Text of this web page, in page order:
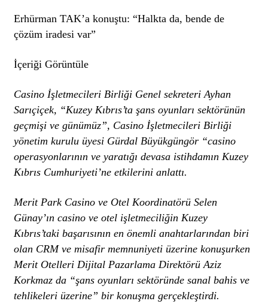
Erhürman TAK’a konuştu: “Halkta da, bende de
çözüm iradesi var”
İçeriği Görüntüle
Casino İşletmecileri Birliği Genel sekreteri Ayhan
Sarıçiçek, “Kuzey Kıbrıs’ta şans oyunları sektörünün
geçmişi ve günümüz”, Casino İşletmecileri Birliği
yönetim kurulu üyesi Gürdal Büyükgüngör “casino
operasyonlarının ve yaratığı devasa istihdamın Kuzey
Kıbrıs Cumhuriyeti’ne etkilerini anlattı.
Merit Park Casino ve Otel Koordinatörü Selen
Günay’ın casino ve otel işletmeciliğin Kuzey
Kıbrıs’taki başarısının en önemli anahtarlarından biri
olan CRM ve misafir memnuniyeti üzerine konuşurken
Merit Otelleri Dijital Pazarlama Direktörü Aziz
Korkmaz da “şans oyunları sektöründe sanal bahis ve
tehlikeleri üzerine” bir konuşma gerçekleştirdi.